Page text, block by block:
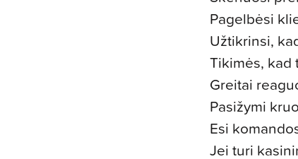
Pagelbėsi
Užtikrinsi,
Tikimės, kad
Greitai
Pasižymi
Esi
Jei turi